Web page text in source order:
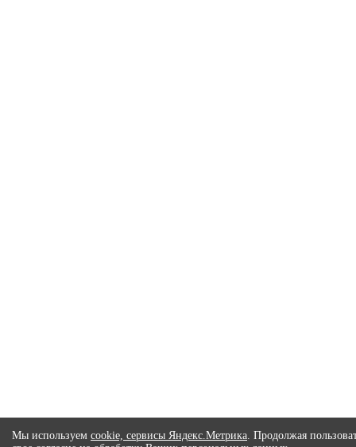
Мы используем cookie, сервисы Яндекс.Метрика. Продолжая